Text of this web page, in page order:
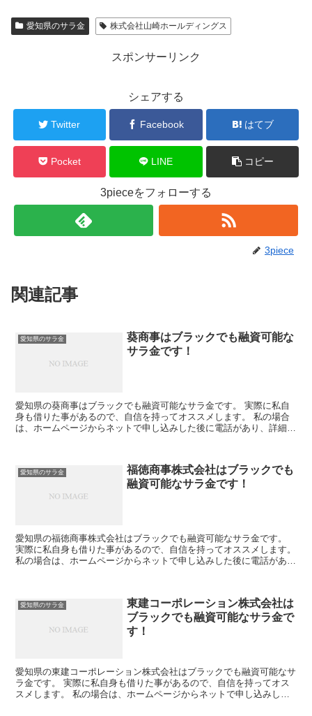
愛知県のサラ金 株式会社山崎ホールディングス
スポンサーリンク
シェアする
Twitter Facebook はてブ
Pocket LINE コピー
3pieceをフォローする
3piece
関連記事
愛知県のサラ金
葵商事はブラックでも融資可能な
サラ金です！
愛知県の葵商事はブラックでも融資可能なサラ金です。 実際に私自
身も借りた事があるので、自信を持ってオススメします。 私の場合
は、ホームページからネットで申し込みした後に電話があり、詳細を
愛知県のサラ金
福徳商事株式会社はブラックでも
融資可能なサラ金です！
愛知県の福徳商事株式会社はブラックでも融資可能なサラ金です。
実際に私自身も借りた事があるので、自信を持ってオススメします。
私の場合は、ホームページからネットで申し込みした後に電話があ
愛知県のサラ金
東建コーポレーション株式会社は
ブラックでも融資可能なサラ金で
す！
愛知県の東建コーポレーション株式会社はブラックでも融資可能なサ
ラ金です。 実際に私自身も借りた事があるので、自信を持ってオス
スメします。 私の場合は、ホームページからネットで申し込みした